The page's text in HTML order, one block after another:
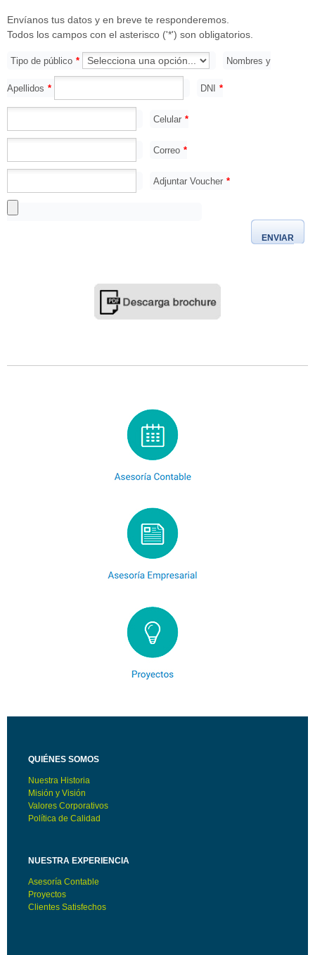
Envíanos tus datos y en breve te responderemos.
Todos los campos con el asterisco ('*') son obligatorios.
Tipo de público * Nombres y
Apellidos * DNI *
Celular *
Correo *
Adjuntar Voucher *
ENVIAR
QUIÉNES SOMOS
Nuestra Historia
Misión y Visión
Valores Corporativos
Política de Calidad
NUESTRA EXPERIENCIA
Asesoría Contable
Proyectos
Clientes Satisfechos